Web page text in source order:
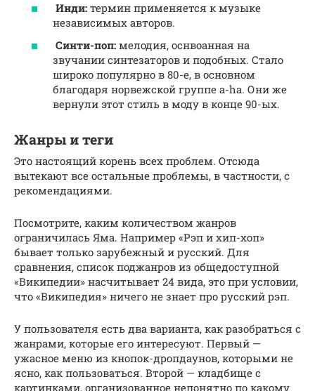
Инди: термин применяется к музыке
независимых авторов.
Синти-поп: мелодия, оснвоанная на
звучании синтезаторов и подобных. Стало
широко популярно в 80-е, в основном
благодаря норвежской группе a-ha. Они же
вернули этот стиль в моду в конце 90-ых.
Жанры и теги
Это настоящий корень всех проблем. Отсюда
вытекают все остальные проблемы, в частности, с
рекомендациями.
Посмотрите, каким количеством жанров
ограничилась Яма. Например «Рэп и хип-хоп»
бывает только зарубежный и русский. Для
сравнения, список поджанров из общедоступной
«Википедии» насчитывает 24 вида, это при условии,
что «Википедия» ничего не знает про русский рэп.
У пользователя есть два варианта, как разобраться с
жанрами, которые его интересуют. Первый —
ужасное меню из кнопок-дропдаунов, которыми не
ясно, как пользоваться. Второй — кладбище с
картинками, организованное непонятно по какому